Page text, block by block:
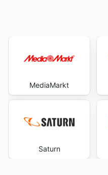
MediaMarkt
Saturn